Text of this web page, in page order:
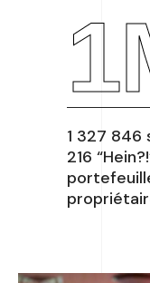
1
1 327 846
216